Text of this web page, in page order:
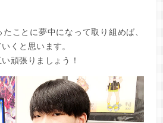
ことに夢中になって取り組めば、
くと思います。
頑張りましょう！